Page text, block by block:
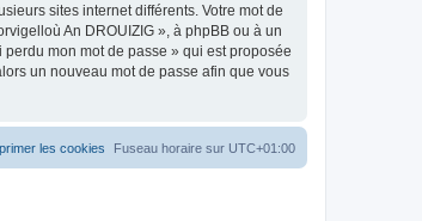
sites internet différents. Votre mot de
An DROUIZIG », à phpBB ou à un
mon mot de passe » qui est proposée
un nouveau mot de passe afin que vous
Fuseau horaire sur UTC+01:00
les cookies